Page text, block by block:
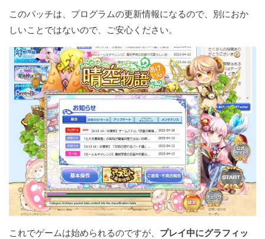
このパッチは、プログラムの更新情報になるので、別におか
しいことではないので、ご安心ください。
これでゲームは始められるのですが、 プレイ中にグラフィッ